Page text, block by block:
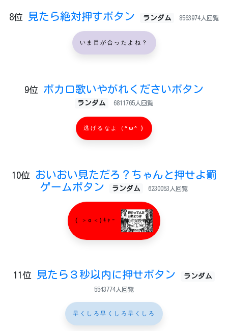
8位 見たら絶対押すボタン ランダム 8563974人回覧
いま目が合ったよね？
9位 ボカロ歌いやがれくださいボタン
ランダム 6811765人回覧
逃げるなよ（^ω^ )
10位
おいおい見ただろ？ちゃんと押せよ罰
ゲームボタン
ランダム 6230053人回覧
( ＞o＜)ｷｬｰ
11位 見たら３秒以内に押せボタン ランダム
5543774人回覧
早くしろ早くしろ早くしろ